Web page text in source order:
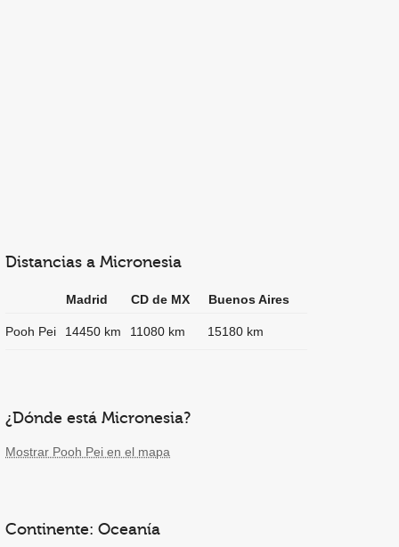
Distancias a Micronesia
Madrid CD de MX Buenos Aires
Pooh Pei 14450 km 11080 km 15180 km
¿Dónde está Micronesia?
Mostrar Pooh Pei en el mapa
Continente: Oceanía